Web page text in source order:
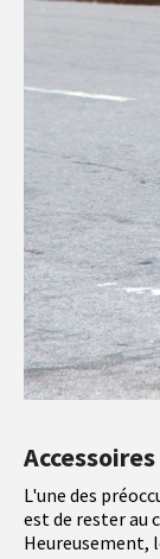
L'une des
est de rester au
Heureusement,